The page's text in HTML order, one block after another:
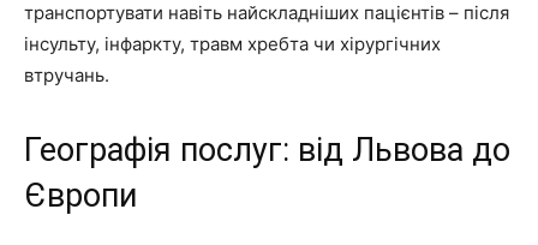
транспортувати навіть найскладніших пацієнтів – після
інсульту, інфаркту, травм хребта чи хірургічних
втручань.
Географія послуг: від Львова до
Європи